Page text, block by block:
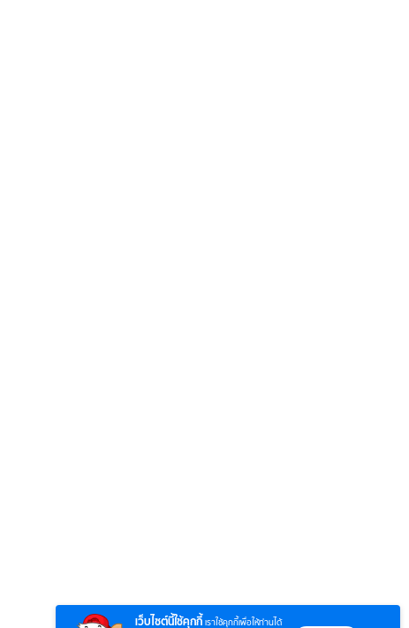
6 พบเธอ 7 พบเธอ (พากย์
ไทย) 8 แบบ
เว็บไซต์นี้ใช้คุกกี้ เราใช้คุกกี้เพื่อให้ท่านได้